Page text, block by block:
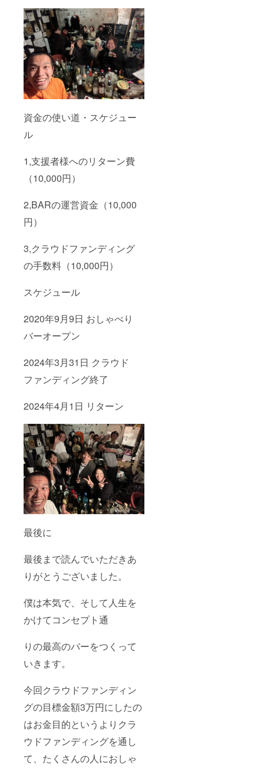
資金の使い道・スケジュー
ル
1,支援者様へのリターン費
（10,000円）
2,BARの運営資金（10,000
円）
3,クラウドファンディング
の手数料（10,000円）
スケジュール
2020年9月9日 おしゃべり
バーオープン
2024年3月31日 クラウド
ファンディング終了
2024年4月1日 リターン
最後に
最後まで読んでいただきあ
りがとうございました。
僕は本気で、そして人生を
かけてコンセプト通
りの最高のバーをつくって
いきます。
今回クラウドファンディン
グの目標金額3万円にしたの
はお金目的というよりクラ
ウドファンディングを通し
て、たくさんの人におしゃ